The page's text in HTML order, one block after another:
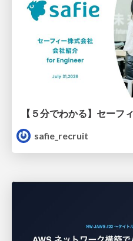
safie_recruit